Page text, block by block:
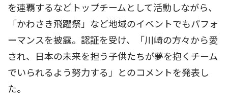
を連覇するなどトップチームとして活動しながら、
「かわさき飛躍祭」など地域のイベントでもパフォ
ーマンスを披露。認証を受け、「川崎の方々から愛
され、日本の未来を担う子供たちが夢を抱くチーム
でいられるよう努力する」とのコメントを発表し
た。